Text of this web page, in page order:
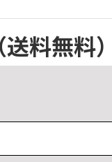
（送料無料）